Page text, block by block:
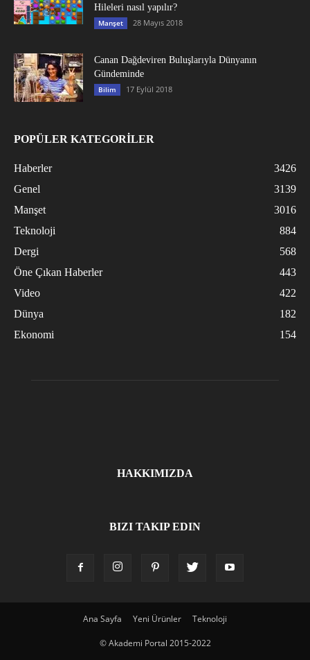
Hileleri nasıl yapılır?
Manşet 28 Mayıs 2018
Canan Dağdeviren Buluşlarıyla Dünyanın
Gündeminde
Bilim 17 Eylül 2018
POPÜLER KATEGORİLER
Haberler
3426
Genel
3139
Manşet
3016
Teknoloji
884
Dergi
568
Öne Çıkan Haberler
443
Video
422
Dünya
182
Ekonomi
154
HAKKIMIZDA
BIZI TAKIP EDIN
Ana Sayfa Yeni Ürünler Teknoloji
© Akademi Portal 2015-2022